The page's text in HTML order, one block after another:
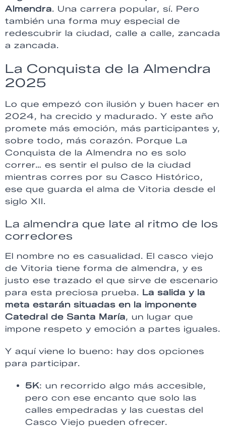
Almendra. Una carrera popular, sí. Pero
también una forma muy especial de
redescubrir la ciudad, calle a calle, zancada
a zancada.
La Conquista de la Almendra
2025
Lo que empezó con ilusión y buen hacer en
2024, ha crecido y madurado. Y este año
promete más emoción, más participantes y,
sobre todo, más corazón. Porque La
Conquista de la Almendra no es solo
correr… es sentir el pulso de la ciudad
mientras corres por su Casco Histórico,
ese que guarda el alma de Vitoria desde el
siglo XII.
La almendra que late al ritmo de los
corredores
El nombre no es casualidad. El casco viejo
de Vitoria tiene forma de almendra, y es
justo ese trazado el que sirve de escenario
para esta preciosa prueba. La salida y la
meta estarán situadas en la imponente
Catedral de Santa María, un lugar que
impone respeto y emoción a partes iguales.
Y aquí viene lo bueno: hay dos opciones
para participar.
5K: un recorrido algo más accesible,
pero con ese encanto que solo las
calles empedradas y las cuestas del
Casco Viejo pueden ofrecer.